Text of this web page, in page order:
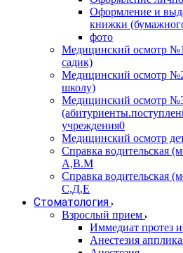
Оформление и
книжки
фото
Медицинский осмотр
садик)
Медицинский осмотр
школу)
Медицинский осмотр
учреждения0
Медицинский осмотр
Справка водительская
А,В.М
Справка водительская
С,Д,Е
Стоматология
Взрослый прием
Иммедиат протез
Анестезия